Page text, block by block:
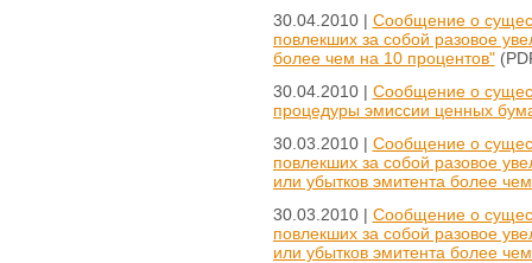
30.04.2010 | Сообщение о
повлекших за собой разовое
более чем на 10 процентов"
30.04.2010 | Сообщение о
процедуры эмиссии ценных
30.03.2010 | Сообщение о
повлекших за собой разовое
или убытков эмитента более
30.03.2010 | Сообщение о
повлекших за собой разовое
или убытков эмитента более